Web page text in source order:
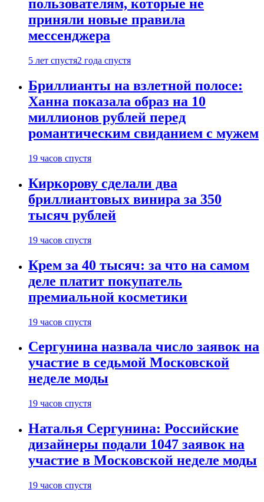
пользователям, которые не
приняли новые правила
мессенджера
5 лет спустя2 года спустя
Бриллианты на взлетной полосе:
Ханна показала образ на 10
миллионов рублей перед
романтическим свиданием с мужем
19 часов спустя
Киркорову сделали два
бриллиантовых винира за 350
тысяч рублей
19 часов спустя
Крем за 40 тысяч: за что на самом
деле платит покупатель
премиальной косметики
19 часов спустя
Сергунина назвала число заявок на
участие в седьмой Московской
неделе моды
19 часов спустя
Наталья Сергунина: Российские
дизайнеры подали 1047 заявок на
участие в Московской неделе моды
19 часов спустя